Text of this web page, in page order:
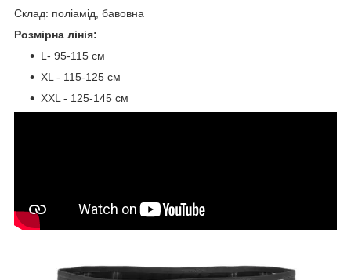
Склад: поліамід, бавовна
Розмірна лінія:
L- 95-115 см
XL - 115-125 см
XXL - 125-145 см